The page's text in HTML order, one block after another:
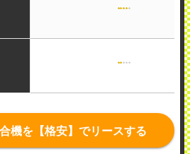
機を【格安】でリースする